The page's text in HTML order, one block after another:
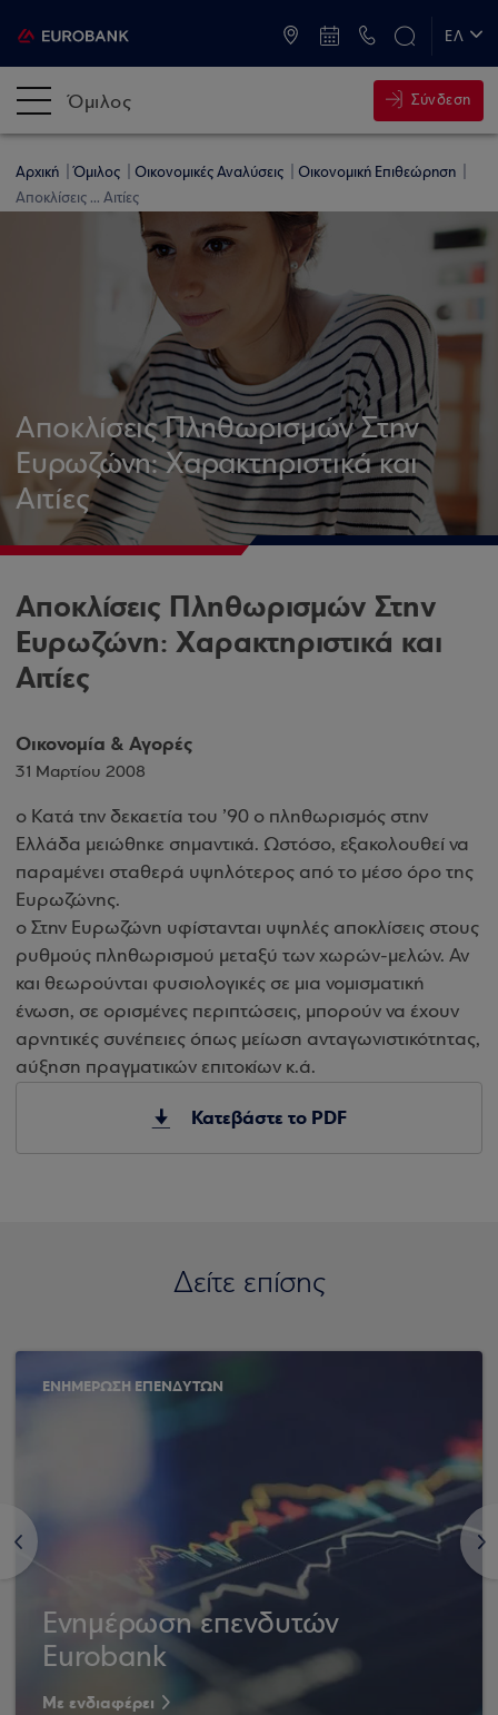
ΕΛ
Όμιλος Σύνδεση
Αρχική Όμιλος Οικονομικές Αναλύσεις
Οικονομική Επιθεώρηση
Αποκλίσεις ... Αιτίες
Αποκλίσεις Πληθωρισμών Στην
Ευρωζώνη: Χαρακτηριστικά και
Αιτίες
Αποκλίσεις Πληθωρισμών Στην
Ευρωζώνη: Χαρακτηριστικά και
Αιτίες
Οικονομία & Αγορές
31 Μαρτίου 2008
o Κατά την δεκαετία του ’90 ο πληθωρισμός στην
Ελλάδα μειώθηκε σημαντικά. Ωστόσο, εξακολουθεί να
παραμένει σταθερά υψηλότερος από το μέσο όρο της
Ευρωζώνης.
o Στην Ευρωζώνη υφίστανται υψηλές αποκλίσεις στους
ρυθμούς πληθωρισμού μεταξύ των χωρών-μελών. Αν
και θεωρούνται φυσιολογικές σε μια νομισματική
ένωση, σε ορισμένες περιπτώσεις, μπορούν να έχουν
αρνητικές συνέπειες όπως μείωση ανταγωνιστικότητας,
αύξηση πραγματικών επιτοκίων κ.ά.
Κατεβάστε το PDF
Δείτε επίσης
<
ΕΝΗΜΕΡΩΣΗ ΕΠΕΝΔΥΤΩΝ
Ενημέρωση επενδυτών
Eurobank
Με ενδιαφέρει
>